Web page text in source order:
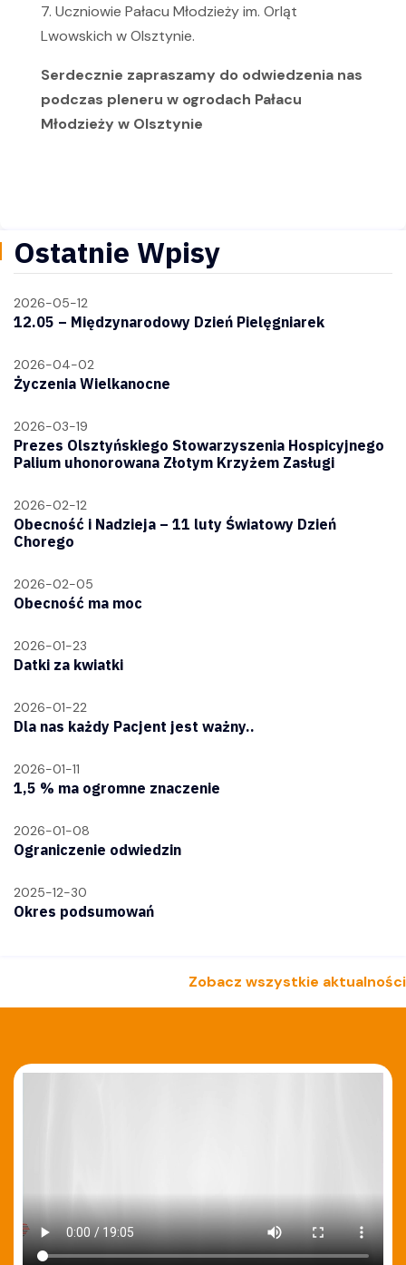
7. Uczniowie Pałacu Młodzieży im. Orląt
Lwowskich w Olsztynie.
Serdecznie zapraszamy do odwiedzenia nas
podczas pleneru w ogrodach Pałacu
Młodzieży w Olsztynie
Ostatnie Wpisy
2026-05-12
12.05 – Międzynarodowy Dzień Pielęgniarek
2026-04-02
Życzenia Wielkanocne
2026-03-19
Prezes Olsztyńskiego Stowarzyszenia Hospicyjnego
Palium uhonorowana Złotym Krzyżem Zasługi
2026-02-12
Obecność i Nadzieja – 11 luty Światowy Dzień
Chorego
2026-02-05
Obecność ma moc
2026-01-23
Datki za kwiatki
2026-01-22
Dla nas każdy Pacjent jest ważny..
2026-01-11
1,5 % ma ogromne znaczenie
2026-01-08
Ograniczenie odwiedzin
2025-12-30
Okres podsumowań
Zobacz wszystkie aktualności